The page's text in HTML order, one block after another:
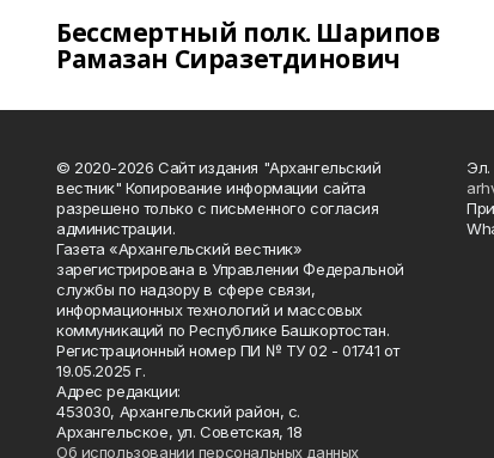
Бессмертный полк. Шарипов
Рамазан Сиразетдинович
© 2020-2026 Сайт издания "Архангельский
вестник" Копирование информации сайта
разрешено только с письменного согласия
администрации.
Газета «Архангельский вестник»
зарегистрирована в Управлении Федеральной
службы по надзору в сфере связи,
информационных технологий и массовых
коммуникаций по Республике Башкортостан.
Регистрационный номер ПИ № ТУ 02 - 01741 от
19.05.2025 г.
Адрес редакции:
453030, Архангельский район, с.
Архангельское, ул. Советская, 18
Об использовании персональных данных
Эл.